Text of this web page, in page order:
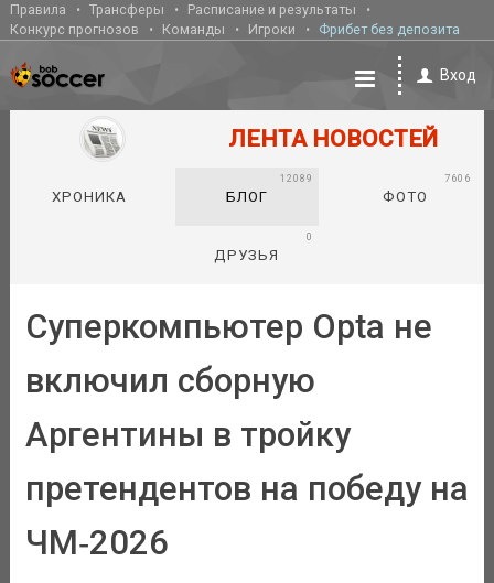
Правила Трансферы
Расписание и результаты
Конкурс прогнозов
Команды Игроки Фрибет без депозита
Вход
ЛЕНТА НОВОСТЕЙ
ХРОНИКА БЛОГ
12089
ФОТО
7606
ДРУЗЬЯ
0
Суперкомпьютер Opta не
включил сборную
Аргентины в тройку
претендентов на победу на
ЧМ‑2026